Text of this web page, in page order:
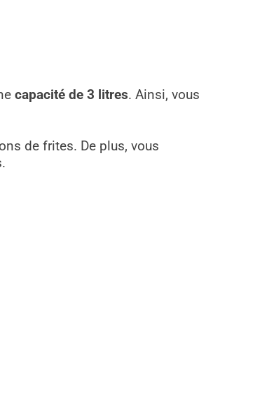
capacité de 3 litres. Ainsi, vous
de frites. De plus, vous